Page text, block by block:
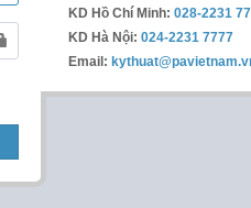
KD Hồ Chí Minh: 028-2231
KD Hà Nội: 024-2231 7777
Email: